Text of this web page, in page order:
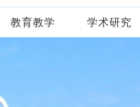
教育教学 学术研究